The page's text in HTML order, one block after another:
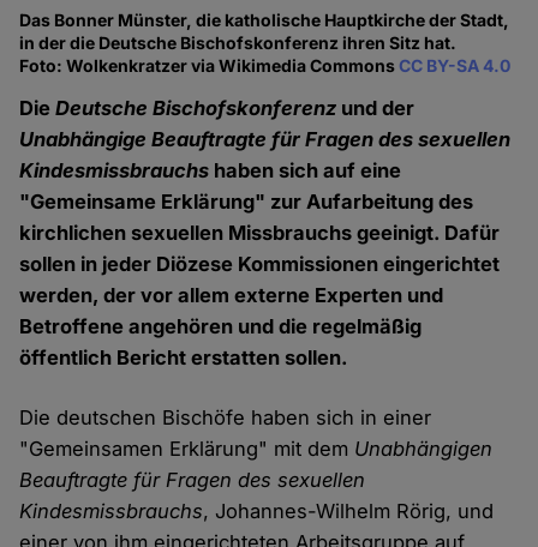
Das Bonner Münster, die katholische Hauptkirche der Stadt,
in der die Deutsche Bischofskonferenz ihren Sitz hat.
Foto: Wolkenkratzer via Wikimedia CommonsCC BY-SA 4.0
DieDeutsche Bischofskonferenz und der
Unabhängige Beauftragte für Fragen des sexuellen
Kindesmissbrauchs haben sich auf eine
"Gemeinsame Erklärung" zur Aufarbeitung des
kirchlichen sexuellen Missbrauchs geeinigt. Dafür
sollen in jeder Diözese Kommissionen eingerichtet
werden, der vor allem externe Experten und
Betroffene angehören und die regelmäßig
öffentlich Bericht erstatten sollen.
Die deutschen Bischöfe haben sich in einer
"Gemeinsamen Erklärung" mit dem Unabhängigen
Beauftragte für Fragen des sexuellen
Kindesmissbrauchs, Johannes-Wilhelm Rörig, und